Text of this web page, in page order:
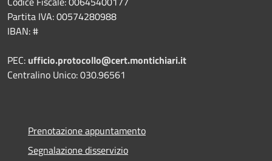
Partita IVA: 00574280988
IBAN: #
PEC: ufficio.protocollo@cert.montichiari.it
Centralino Unico: 030.96561
Prenotazione appuntamento
Segnalazione disservizio